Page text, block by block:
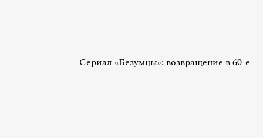
Сериал «Безумцы»: возвращение в 60-е